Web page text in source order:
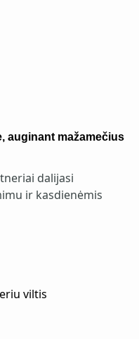
auginant mažamečius
dalijasi
ir kasdienėmis